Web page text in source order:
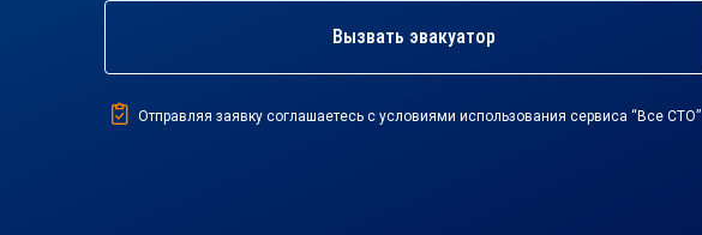
Вызвать эвакуатор
Отправляя заявку соглашаетесь с условиями использования сервиса “Все СТО”